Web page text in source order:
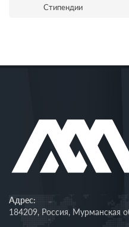
Стипендии
Адрес:
184209, Россия, Мурманская